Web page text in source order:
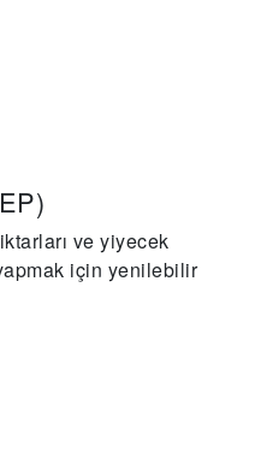
ve yiyecek
için yenilebilir